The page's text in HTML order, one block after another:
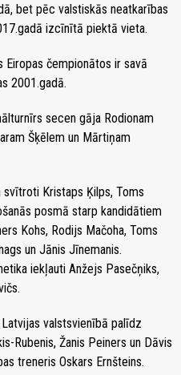
bet pēc valstiskās neatkarības
izcīnītā piektā vieta.
Eiropas čempionātos ir savā
2001.gadā.
secen gāja Rodionam
Šķēlem un Mārtiņam
Kristaps Ķilps, Toms
posmā starp kandidātiem
Kohs, Rodijs Mačoha, Toms
un Jānis Jīnemanis.
iekļauti Anžejs Pasečņiks,
valstsvienībā palīdz
Rubenis, Žanis Peiners un Dāvis
treneris Oskars Ernšteins.